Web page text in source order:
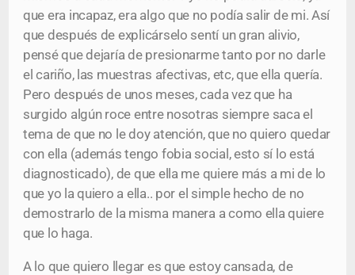
que era incapaz, era algo que no podía salir de mi. Así
que después de explicárselo sentí un gran alivio,
pensé que dejaría de presionarme tanto por no darle
el cariño, las muestras afectivas, etc, que ella quería.
Pero después de unos meses, cada vez que ha
surgido algún roce entre nosotras siempre saca el
tema de que no le doy atención, que no quiero quedar
con ella (además tengo fobia social, esto sí lo está
diagnosticado), de que ella me quiere más a mi de lo
que yo la quiero a ella.. por el simple hecho de no
demostrarlo de la misma manera a como ella quiere
que lo haga.
A lo que quiero llegar es que estoy cansada, de